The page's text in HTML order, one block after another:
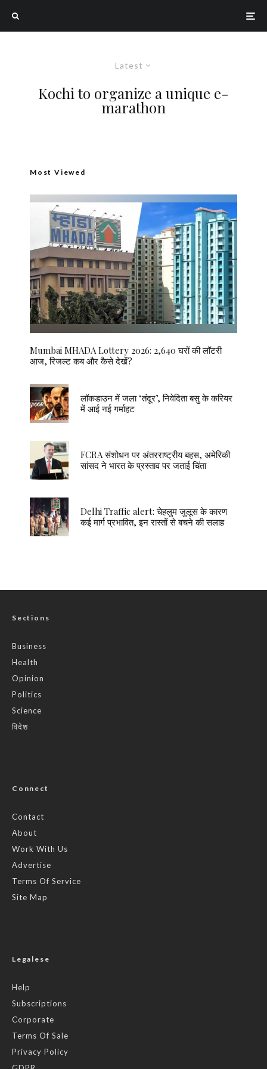
Latest
Kochi to organize a unique e-
marathon
Most Viewed
Mumbai MHADA Lottery 2026: 2,640 घरों की लॉटरी
आज, रिजल्ट कब और कैसे देखें?
लॉकडाउन में जला ‘तंदूर’, निवेदिता बसु के करियर
में आई नई गर्माहट
FCRA संशोधन पर अंतरराष्ट्रीय बहस, अमेरिकी
सांसद ने भारत के प्रस्ताव पर जताई चिंता
Delhi Traffic alert: चेहलुम जुलूस के कारण
कई मार्ग प्रभावित, इन रास्तों से बचने की सलाह
Sections
Business
Health
Opinion
Politics
Science
विदेश
Connect
Contact
About
Work With Us
Advertise
Terms Of Service
Site Map
Legalese
Help
Subscriptions
Corporate
Terms Of Sale
Privacy Policy